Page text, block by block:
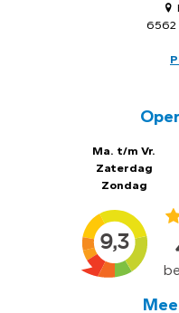
6562
Ma. t/m Vr.
Zaterdag
Zondag